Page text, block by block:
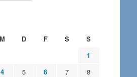
M D F S
S
1
4 5 6 7
8